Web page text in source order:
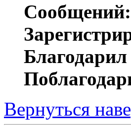
Сообщений:
Вернуться